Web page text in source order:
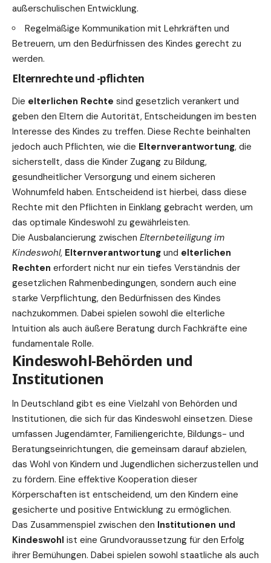
außerschulischen Entwicklung.
Regelmäßige Kommunikation mit Lehrkräften und
Betreuern, um den Bedürfnissen des Kindes gerecht zu
werden.
Elternrechte und -pflichten
Die elterlichen Rechte sind gesetzlich verankert und
geben den Eltern die Autorität, Entscheidungen im besten
Interesse des Kindes zu treffen. Diese Rechte beinhalten
jedoch auch Pflichten, wie die Elternverantwortung, die
sicherstellt, dass die Kinder Zugang zu Bildung,
gesundheitlicher Versorgung und einem sicheren
Wohnumfeld haben. Entscheidend ist hierbei, dass diese
Rechte mit den Pflichten in Einklang gebracht werden, um
das optimale Kindeswohl zu gewährleisten.
Die Ausbalancierung zwischen Elternbeteiligung im
Kindeswohl, Elternverantwortung und elterlichen
Rechten erfordert nicht nur ein tiefes Verständnis der
gesetzlichen Rahmenbedingungen, sondern auch eine
starke Verpflichtung, den Bedürfnissen des Kindes
nachzukommen. Dabei spielen sowohl die elterliche
Intuition als auch äußere Beratung durch Fachkräfte eine
fundamentale Rolle.
Kindeswohl-Behörden und
Institutionen
In Deutschland gibt es eine Vielzahl von Behörden und
Institutionen, die sich für das Kindeswohl einsetzen. Diese
umfassen Jugendämter, Familiengerichte, Bildungs- und
Beratungseinrichtungen, die gemeinsam darauf abzielen,
das Wohl von Kindern und Jugendlichen sicherzustellen und
zu fördern. Eine effektive Kooperation dieser
Körperschaften ist entscheidend, um den Kindern eine
gesicherte und positive Entwicklung zu ermöglichen.
Das Zusammenspiel zwischen den Institutionen und
Kindeswohl ist eine Grundvoraussetzung für den Erfolg
ihrer Bemühungen. Dabei spielen sowohl staatliche als auch